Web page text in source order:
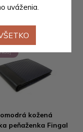
kožená
peňaženka Fingal
uváženia.